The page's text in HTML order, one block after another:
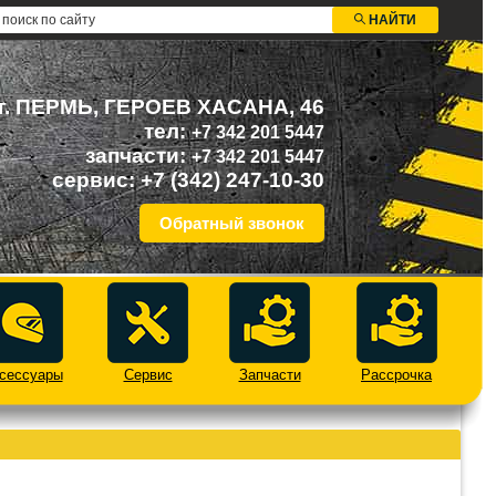
НАЙТИ
ПЕРМЬ, ГЕРОЕВ ХАСАНА, 46
тел:+7 342 201 5447
запчасти:+7 342 201 5447
сервис:+7 (342) 247-10-30
Обратный звонок
Сервис Запчасти Рассрочка